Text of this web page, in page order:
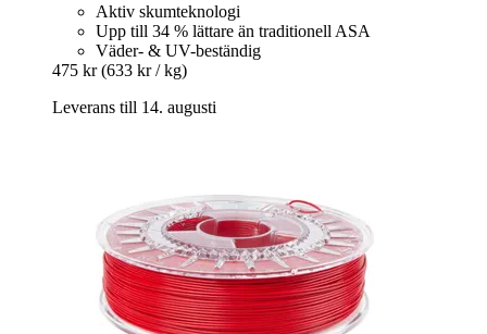
Aktiv skumteknologi
Upp till 34 % lättare än traditionell ASA
Väder- & UV-beständig
475 kr (633 kr / kg)
Leverans till 14. augusti